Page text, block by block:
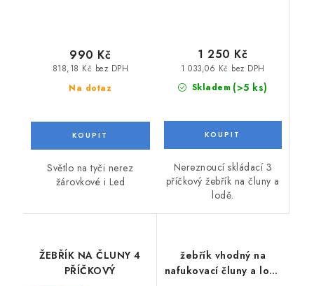
Na dotaz
818,18 Kč bez DPH
990 Kč
Světlo na tyči nerez
žárovkové i Led
Skladem (>5 ks)
1 033,06 Kč bez DPH
1 250 Kč
Nereznoucí skládací 3
příčkový žebřík na čluny a
lodě.
ŽEBŘÍK NA ČLUNY 4
PŘÍČKOVÝ
žebřík vhodný na
nafukovací čluny a lodě